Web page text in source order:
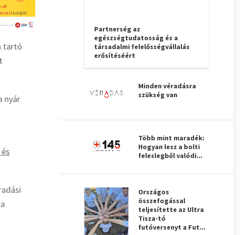
tartó
nyár
Partnerség az
egészségtudatosság és a
társadalmi felelősségvállalás
erősítéséért
Minden véradásra
szükség van
Több mint maradék:
Hogyan lesz a bolti
feleslegből valódi...
Országos
összefogással
teljesítette az Ultra
Tisza-tó
futóversenyt a Fut...